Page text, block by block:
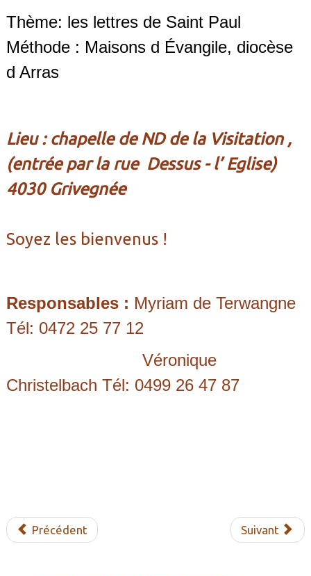
Thème: les lettres de Saint Paul
Méthode : Maisons d Évangile, diocèse
d Arras
Lieu : chapelle de ND de la Visitation ,
(entrée par la rue Dessus - l’ Eglise)
4030 Grivegnée
Soyez les bienvenus !
Responsables : Myriam de Terwangne
Tél: 0472 25 77 12
Véronique
Christelbach Tél: 0499 26 47 87
Précédent Suivant